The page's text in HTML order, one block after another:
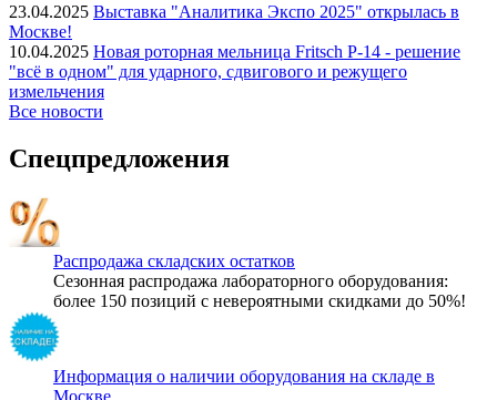
23.04.2025 Выставка "Аналитика Экспо 2025" открылась в
Москве!
10.04.2025 Новая роторная мельница Fritsch P-14 - решение
"всё в одном" для ударного, сдвигового и режущего
измельчения
Все новости
Спецпредложения
Распродажа складских остатков
Сезонная распродажа лабораторного оборудования:
более 150 позиций с невероятными скидками до 50%!
Информация о наличии оборудования на складе в
Москве